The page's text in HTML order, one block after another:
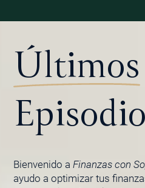
Últimos
Bienvenido a Finanzas con
ayudo a optimizar tus